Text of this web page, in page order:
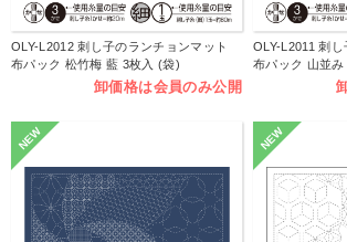
OLY-L2012 刺し子のランチョンマット
布パック 松竹梅 藍 3枚入 (袋)
卸価格は会員のみ公開
OLY-L2011 刺
布パック 山並
NEW NEW